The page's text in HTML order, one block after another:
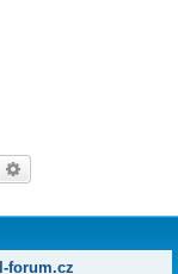
Hledat
forum.cz